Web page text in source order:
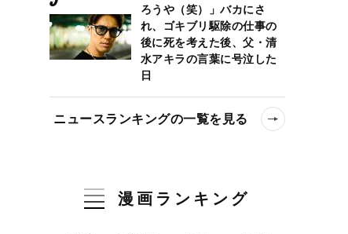
ろうや（笑）」バカにさ
れ、ゴキブリ駆除の仕事の
後に死を考えた後、父・清
水アキラの言葉に号泣した
日
ニュースランキングの一覧を見る
漫画ランキング